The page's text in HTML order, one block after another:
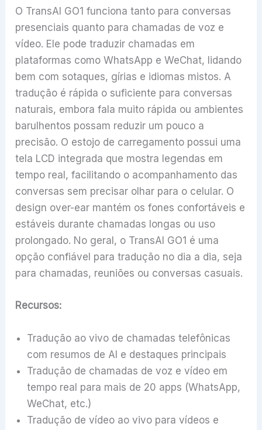
O TransAI GO1 funciona tanto para conversas
presenciais quanto para chamadas de voz e
vídeo. Ele pode traduzir chamadas em
plataformas como WhatsApp e WeChat, lidando
bem com sotaques, gírias e idiomas mistos. A
tradução é rápida o suficiente para conversas
naturais, embora fala muito rápida ou ambientes
barulhentos possam reduzir um pouco a
precisão. O estojo de carregamento possui uma
tela LCD integrada que mostra legendas em
tempo real, facilitando o acompanhamento das
conversas sem precisar olhar para o celular. O
design over-ear mantém os fones confortáveis e
estáveis durante chamadas longas ou uso
prolongado. No geral, o TransAI GO1 é uma
opção confiável para tradução no dia a dia, seja
para chamadas, reuniões ou conversas casuais.
Recursos:
Tradução ao vivo de chamadas telefônicas
com resumos de AI e destaques principais
Tradução de chamadas de voz e vídeo em
tempo real para mais de 20 apps (WhatsApp,
WeChat, etc.)
Tradução de vídeo ao vivo para vídeos e